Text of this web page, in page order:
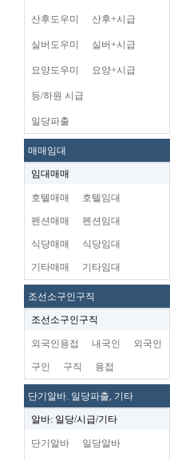
산후도우미 산후+시급
실버도우미 실버+시급
요양도우미 요양+시급
등/하원 시급
일당파출
매매임대
임대매매
호텔매매 호텔임대
펜션매매 펜션임대
식당매매 식당임대
기타매매 기타임대
조선소구인구직
조선소구인구직
외국인용접 내국인 외국인
구인 구직 용접
단기알바. 일당파출, 기타
알바: 일당/시급/기타
단기알바 일당알바